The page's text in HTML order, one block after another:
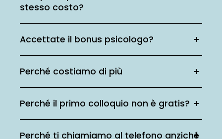
stesso costo?
Accettate il bonus psicologo?
Perché costiamo di più
Perché il primo colloquio non è gratis?
Perché ti chiamiamo al telefono anziché